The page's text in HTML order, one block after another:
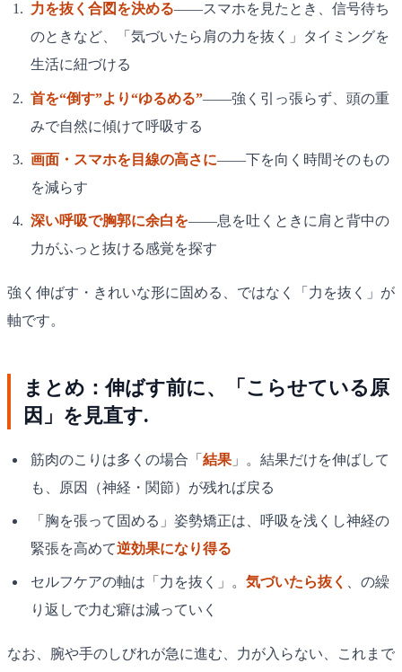
力を抜く合図を決める——スマホを見たとき、信号待ち
のときなど、「気づいたら肩の力を抜く」タイミングを
生活に紐づける
首を“倒す”より“ゆるめる”——強く引っ張らず、頭の重
みで自然に傾けて呼吸する
画面・スマホを目線の高さに——下を向く時間そのもの
を減らす
深い呼吸で胸郭に余白を——息を吐くときに肩と背中の
力がふっと抜ける感覚を探す
強く伸ばす・きれいな形に固める、ではなく「力を抜く」が
軸です。
まとめ：伸ばす前に、「こらせている原
因」を見直す.
筋肉のこりは多くの場合「 結果」。結果だけを伸ばして
も、原因（神経・関節）が残れば戻る
「胸を張って固める」姿勢矯正は、呼吸を浅くし神経の
緊張を高めて逆効果になり得る
セルフケアの軸は「力を抜く」。 気づいたら抜く
、の繰
り返しで力む癖は減っていく
なお、腕や手のしびれが急に進む、力が入らない、これまで